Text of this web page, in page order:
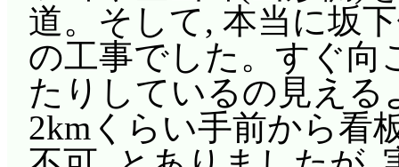
道。そして, 本当に坂
の工事でした。すぐ向
たりしているの見える
2kmくらい手前から看